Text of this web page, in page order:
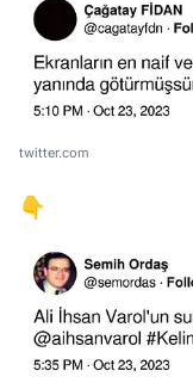
twitter.com
👇